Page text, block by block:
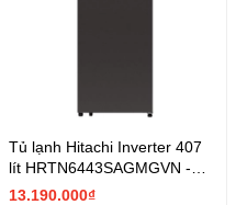
Tủ lạnh Hitachi Inverter 407
lít HRTN6443SAGMGVN -
Chính hãng
13.190.000₫